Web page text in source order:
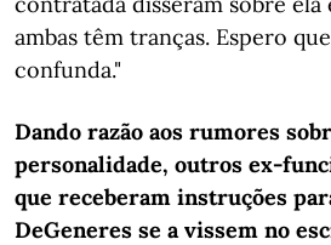
ambas têm tranças. Espero
confunda."
Dando razão aos rumores
personalidade, outros ex-
que receberam instruções
DeGeneres se a vissem no